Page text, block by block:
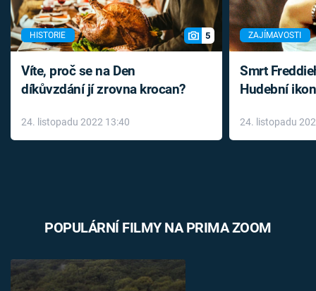
HISTORIE 5
Víte, proč se na Den
díkůvzdání jí zrovna krocan?
24. listopadu 2022 13:40
ZAJÍMAVOSTI
Smrt
Hudební
léky
24. listopadu
POPULÁRNÍ FILMY NA PRIMA ZOOM